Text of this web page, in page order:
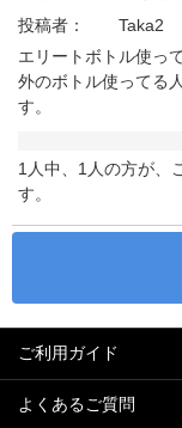
投稿者：
Taka2
エリートボトル使っ
外のボトル使ってる
す。
1人中、1人の方が、
す。
ご利用ガイド
よくあるご質問